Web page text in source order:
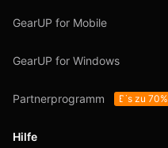
GearUP for Mobile
GearUP for Windows
Partnerprogramm Bis zu 70%
Hilfe